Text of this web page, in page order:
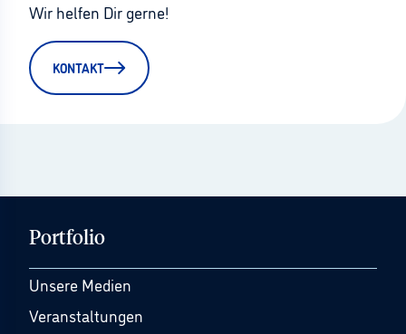
Wir helfen Dir gerne!
KONTAKT
Portfolio
Unsere Medien
Veranstaltungen